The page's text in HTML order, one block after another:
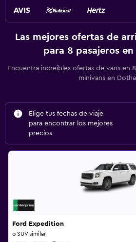
Las mejores ofertas de
para 8 pasajeros
Encuentra increíbles ofertas de vans en
minivans en
Elige tus fechas de viaje
para encontrar los mejores
precios
Ford Expedition
o SUV similar